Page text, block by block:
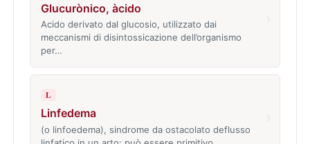
Glucurònico, àcido
Acido derivato dal glucosio, utilizzato dai
meccanismi di disintossicazione dell’organismo
per…
L
Linfedema
(o linfoedema), sindrome da ostacolato deflusso